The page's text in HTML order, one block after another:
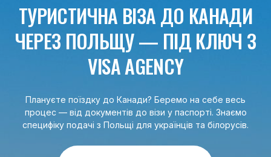
ТУРИСТИЧНА ВІЗА ДО КАНАДИ
ЧЕРЕЗ ПОЛЬЩУ — ПІД КЛЮЧ З
VISA AGENCY
Плануєте поїздку до Канади? Беремо на себе весь
процес — від документів до візи у паспорті. Знаємо
специфіку подачі з Польщі для українців та білорусів.